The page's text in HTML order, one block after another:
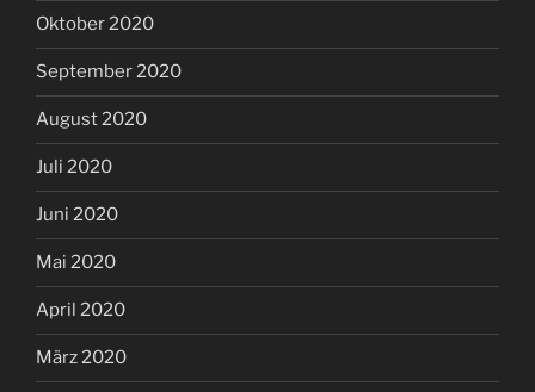
Oktober 2020
September 2020
August 2020
Juli 2020
Juni 2020
Mai 2020
April 2020
März 2020